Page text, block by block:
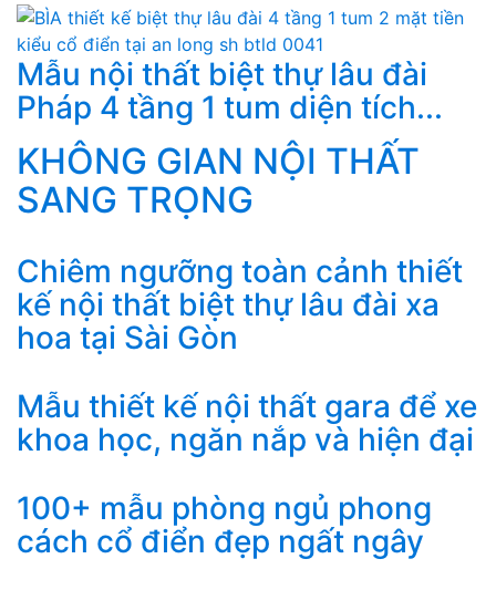
Mẫu nội thất biệt thự lâu đài
Pháp 4 tầng 1 tum diện tích...
KHÔNG GIAN NỘI THẤT
SANG TRỌNG
Chiêm ngưỡng toàn cảnh thiết
kế nội thất biệt thự lâu đài xa
hoa tại Sài Gòn
Mẫu thiết kế nội thất gara để xe
khoa học, ngăn nắp và hiện đại
100+ mẫu phòng ngủ phong
cách cổ điển đẹp ngất ngây